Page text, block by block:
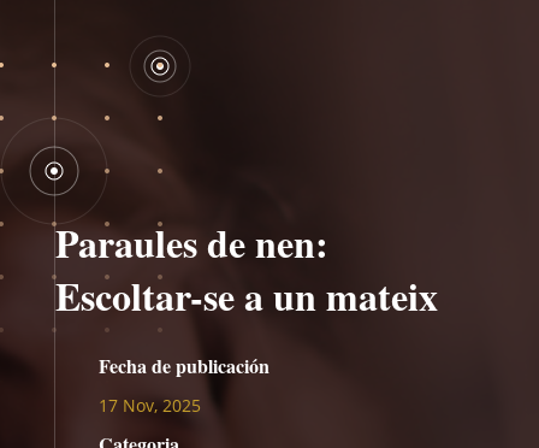
Paraules de nen:
Escoltar-se a un mateix
Fecha de publicación
17 Nov, 2025